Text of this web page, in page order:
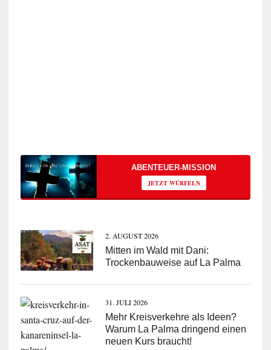
ABENTEUER-MISSION
JETZT WÜRFELN
2. AUGUST 2026
Mitten im Wald mit Dani:
Trockenbauweise auf La Palma
31. JULI 2026
Mehr Kreisverkehre als Ideen?
Warum La Palma dringend einen
neuen Kurs braucht!